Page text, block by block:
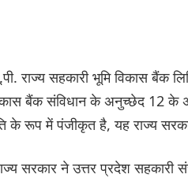
राज्य सहकारी भूमि विकास बैंक
बैंक संविधान के अनुच्छेद 12 के
के रूप में पंजीकृत है, यह राज्य
सरकार ने उत्तर प्रदेश सहकारी